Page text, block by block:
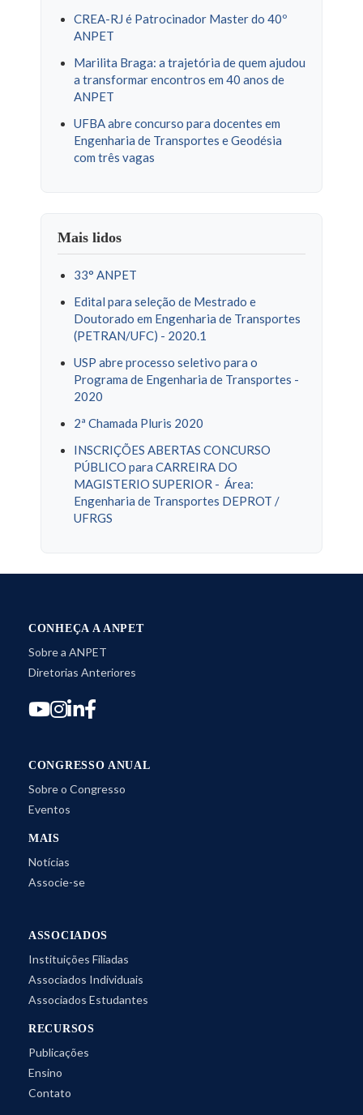
CREA-RJ é Patrocinador Master do 40º
ANPET
Marilita Braga: a trajetória de quem ajudou
a transformar encontros em 40 anos de
ANPET
UFBA abre concurso para docentes em
Engenharia de Transportes e Geodésia
com três vagas
Mais lidos
33° ANPET
Edital para seleção de Mestrado e
Doutorado em Engenharia de Transportes
(PETRAN/UFC) - 2020.1
USP abre processo seletivo para o
Programa de Engenharia de Transportes -
2020
2ª Chamada Pluris 2020
INSCRIÇÕES ABERTAS CONCURSO
PÚBLICO para CARREIRA DO
MAGISTERIO SUPERIOR - Área:
Engenharia de Transportes DEPROT /
UFRGS
CONHEÇA A ANPET
Sobre a ANPET
Diretorias Anteriores
CONGRESSO ANUAL
Sobre o Congresso
Eventos
MAIS
Notícias
Associe-se
ASSOCIADOS
Instituições Filiadas
Associados Individuais
Associados Estudantes
RECURSOS
Publicações
Ensino
Contato